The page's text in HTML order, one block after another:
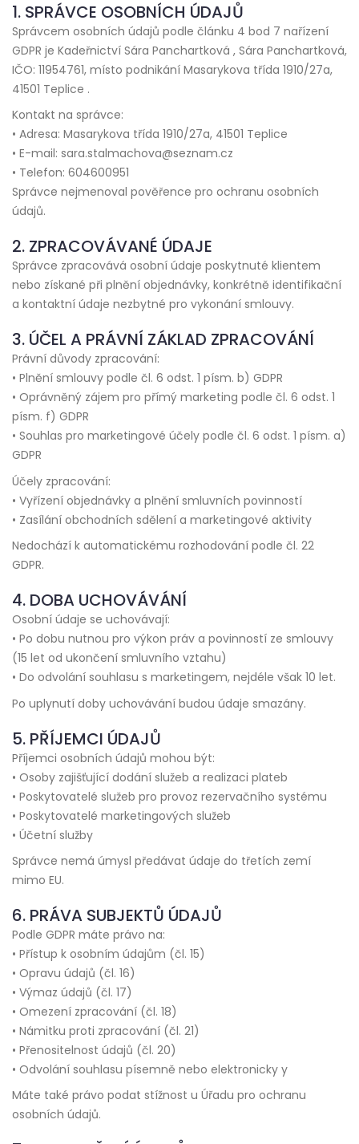
1. SPRÁVCE OSOBNÍCH ÚDAJŮ
Správcem osobních údajů podle článku 4 bod 7 nařízení
GDPR je Kadeřnictví Sára Panchartková , Sára Panchartková,
IČO: 11954761, místo podnikání Masarykova třída 1910/27a,
41501 Teplice .
Kontakt na správce:
• Adresa: Masarykova třída 1910/27a, 41501 Teplice
• E-mail: sara.stalmachova@seznam.cz
• Telefon: 604600951
Správce nejmenoval pověřence pro ochranu osobních
údajů.
2. ZPRACOVÁVANÉ ÚDAJE
Správce zpracovává osobní údaje poskytnuté klientem
nebo získané při plnění objednávky, konkrétně identifikační
a kontaktní údaje nezbytné pro vykonání smlouvy.
3. ÚČEL A PRÁVNÍ ZÁKLAD ZPRACOVÁNÍ
Právní důvody zpracování:
• Plnění smlouvy podle čl. 6 odst. 1 písm. b) GDPR
• Oprávněný zájem pro přímý marketing podle čl. 6 odst. 1
písm. f) GDPR
• Souhlas pro marketingové účely podle čl. 6 odst. 1 písm. a)
GDPR
Účely zpracování:
• Vyřízení objednávky a plnění smluvních povinností
• Zasílání obchodních sdělení a marketingové aktivity
Nedochází k automatickému rozhodování podle čl. 22
GDPR.
4. DOBA UCHOVÁVÁNÍ
Osobní údaje se uchovávají:
• Po dobu nutnou pro výkon práv a povinností ze smlouvy
(15 let od ukončení smluvního vztahu)
• Do odvolání souhlasu s marketingem, nejdéle však 10 let.
Po uplynutí doby uchovávání budou údaje smazány.
5. PŘÍJEMCI ÚDAJŮ
Příjemci osobních údajů mohou být:
• Osoby zajišťující dodání služeb a realizaci plateb
• Poskytovatelé služeb pro provoz rezervačního systému
• Poskytovatelé marketingových služeb
• Účetní služby
Správce nemá úmysl předávat údaje do třetích zemí
mimo EU.
6. PRÁVA SUBJEKTŮ ÚDAJŮ
Podle GDPR máte právo na:
• Přístup k osobním údajům (čl. 15)
• Opravu údajů (čl. 16)
• Výmaz údajů (čl. 17)
• Omezení zpracování (čl. 18)
• Námitku proti zpracování (čl. 21)
• Přenositelnost údajů (čl. 20)
• Odvolání souhlasu písemně nebo elektronicky y
Máte také právo podat stížnost u Úřadu pro ochranu
osobních údajů.